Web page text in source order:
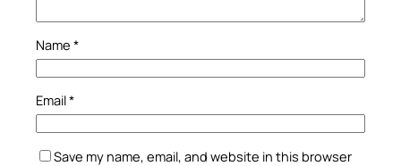
Name *
Email*
Save my name, email, and website in this browser